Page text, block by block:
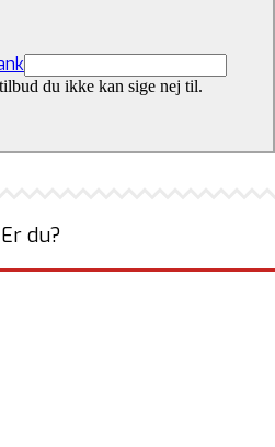
du ikke kan sige nej til.
du?